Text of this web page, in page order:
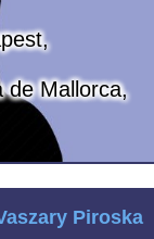
de Mallorca,
Piroska